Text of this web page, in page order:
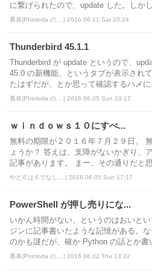
に繋げられたので、update した。しか
裏表(Phinloda の... | 2016.06.11 Sat 20:24
Thunderbird 45.1.1
Thunderbird が update というので、
45.0 の新機能、というタブが表示され
たはずだが、とか思って確認するハメに
裏表(Phinloda の... | 2016.06.05 Sun 20:17
ｗｉｎｄｏｗｓ１０にすべ...
無料の期限が２０１６年７月２９日。
ょうか？ 答えは、支障がないかぎり
記事があります。 まー、その通りだと
やど６は６でなし... | 2016.06.05 Sun 17:17
PowerShell が押し売りにな...
いかん時間がない、というのはおいと
ジンに記事書いたような記憶がある。
のかも謎だが、確か Python の話とか書
裏表(Phinloda の... | 2016.06.02 Thu 13:22